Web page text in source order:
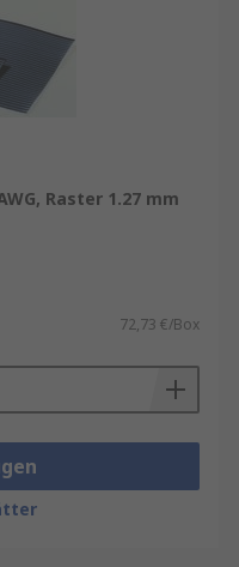
Raster 1.27 mm
72,73 €/Box